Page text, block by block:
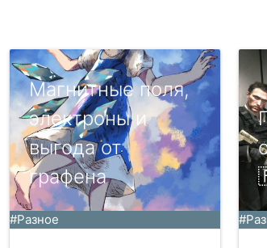
Магнитные поля,
электроны и
выгода от
графена
#Разное